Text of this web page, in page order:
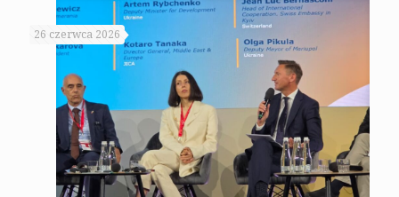
26 czerwca 2026